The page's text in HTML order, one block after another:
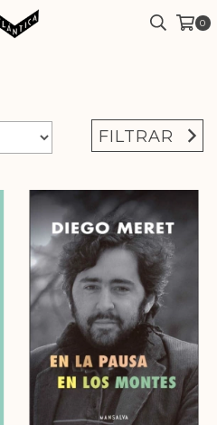
0
FILTRAR